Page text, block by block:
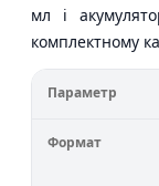
мл і
комплектному
Параметр
Формат